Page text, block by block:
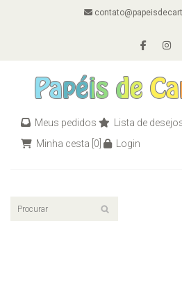
Meus pedidos Lista de
Minha cesta [0] Login